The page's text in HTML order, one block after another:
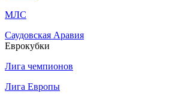
МЛС
Саудовская Аравия
Еврокубки
Лига чемпионов
Лига Европы